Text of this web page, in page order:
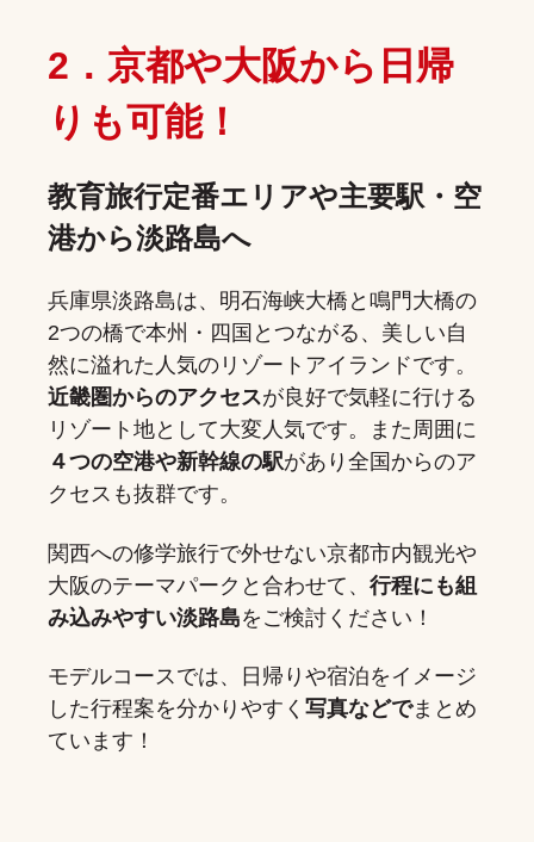
2．京都や大阪から日帰
りも可能！
教育旅行定番エリアや主要駅・空
港から淡路島へ
兵庫県淡路島は、明石海峡大橋と鳴門大橋の
2つの橋で本州・四国とつながる、美しい自
然に溢れた人気のリゾートアイランドです。
近畿圏からのアクセスが良好で気軽に行ける
リゾート地として大変人気です。また周囲に
４つの空港や新幹線の駅があり全国からのア
クセスも抜群です。
関西への修学旅行で外せない京都市内観光や
大阪のテーマパークと合わせて、 行程にも組
み込みやすい淡路島をご検討ください！
モデルコースでは、日帰りや宿泊をイメージ
した行程案を分かりやすく 写真などでまとめ
ています！